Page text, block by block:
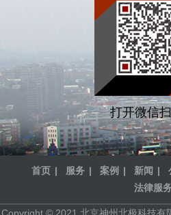
打开微信
首页 服务 案例 新闻
法律服